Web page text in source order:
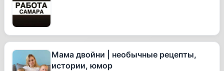
Мама двойни | необычные рецепты,
истории, юмор